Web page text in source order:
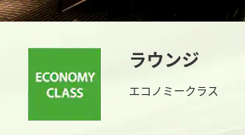
ラウンジ
エコノミークラス